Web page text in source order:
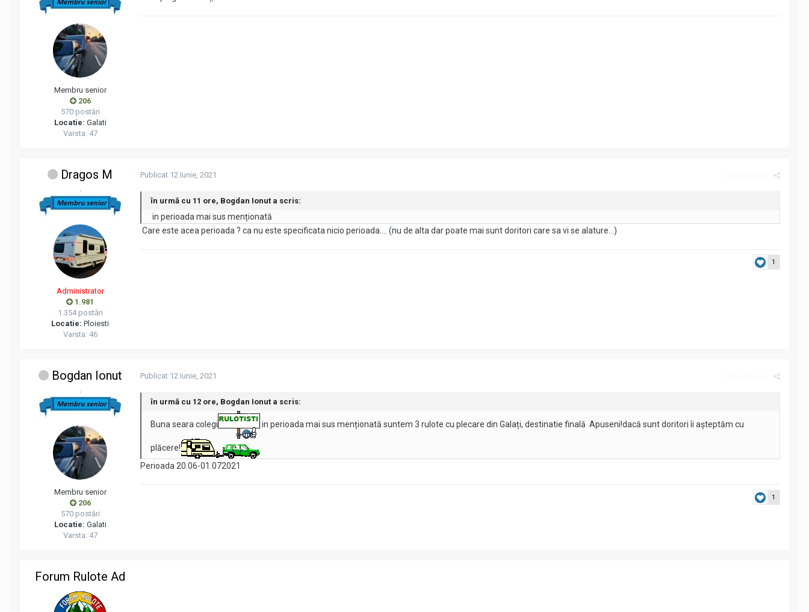
Membru senior
206
570 postări
Locatie: Galati
Varsta: 47
Dragos M
Administrator
1.981
1.354 postări
Locatie: Ploiesti
Varsta: 46
Publicat 12 Iunie, 2021
în urmă cu 11 ore, Bogdan Ionut a scris:
in perioada mai sus menționată
Care este acea perioada ? ca nu este specificata nicio perioada.... (nu de alta dar poate mai sunt doritori care sa vi se alature...)
1
Bogdan Ionut
Membru senior
206
570 postări
Locatie: Galati
Varsta: 47
Publicat 12 Iunie, 2021
în urmă cu 12 ore, Bogdan Ionut a scris:
Buna seara colegi in perioada mai sus menționată suntem 3 rulote cu plecare din Galați, destinatie finală Apuseni!dacă sunt doritori îi așteptăm cu
plăcere!
Perioada 20.06-01.072021
1
Forum Rulote Ad